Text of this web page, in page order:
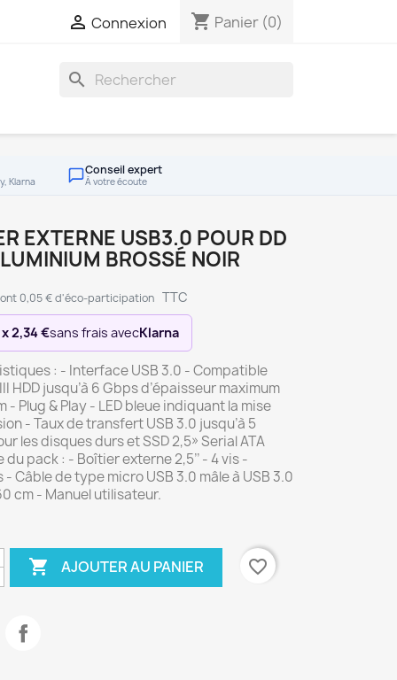
 Connexion shopping_cart Panier (0)
search
Klarna
Conseil expert
À votre écoute
EXTERNE USB3.0 POUR DD
BROSSÉ NOIR
0,05 € d'éco-participation TTC
x 2,34 €sans frais avecKlarna
: - Interface USB 3.0 - Compatible
HDD jusqu’à 6 Gbps d’épaisseur maximum
- Plug & Play - LED bleue indiquant la mise
- Taux de transfert USB 3.0 jusqu’à 5
les disques durs et SSD 2,5» Serial ATA
du pack : - Boîtier externe 2,5’’ - 4 vis -
- Câble de type micro USB 3.0 mâle à USB 3.0
cm - Manuel utilisateur.
 AJOUTER AU PANIER favorite_border